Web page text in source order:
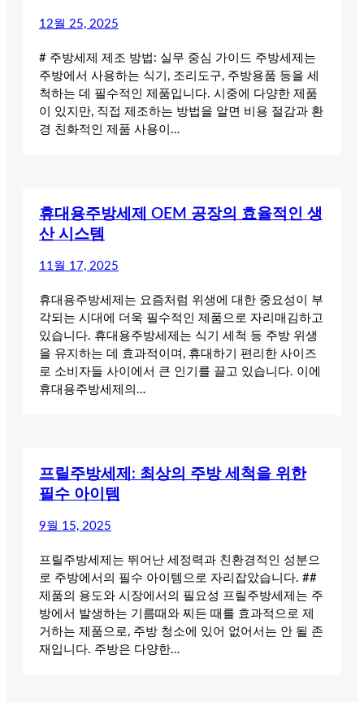
12월 25, 2025
# 주방세제 제조 방법: 실무 중심 가이드 주방세제는
주방에서 사용하는 식기, 조리도구, 주방용품 등을 세
척하는 데 필수적인 제품입니다. 시중에 다양한 제품
이 있지만, 직접 제조하는 방법을 알면 비용 절감과 환
경 친화적인 제품 사용이…
휴대용주방세제 OEM 공장의 효율적인 생
산 시스템
11월 17, 2025
휴대용주방세제는 요즘처럼 위생에 대한 중요성이 부
각되는 시대에 더욱 필수적인 제품으로 자리매김하고
있습니다. 휴대용주방세제는 식기 세척 등 주방 위생
을 유지하는 데 효과적이며, 휴대하기 편리한 사이즈
로 소비자들 사이에서 큰 인기를 끌고 있습니다. 이에
휴대용주방세제의…
프릴주방세제: 최상의 주방 세척을 위한
필수 아이템
9월 15, 2025
프릴주방세제는 뛰어난 세정력과 친환경적인 성분으
로 주방에서의 필수 아이템으로 자리잡았습니다. ##
제품의 용도와 시장에서의 필요성 프릴주방세제는 주
방에서 발생하는 기름때와 찌든 때를 효과적으로 제
거하는 제품으로, 주방 청소에 있어 없어서는 안 될 존
재입니다. 주방은 다양한…